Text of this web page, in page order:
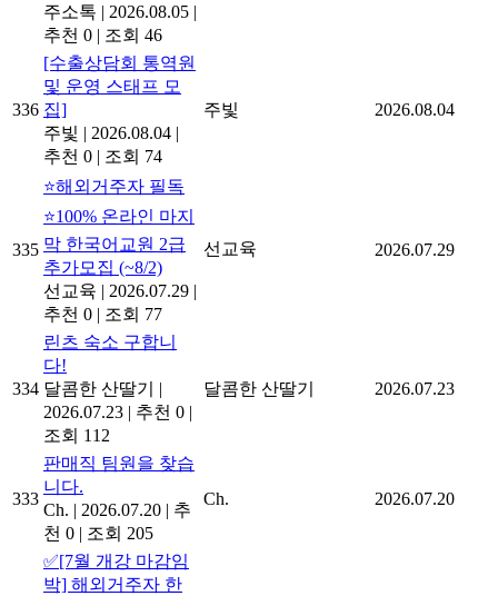
주소톡 | 2026.08.05 |
추천 0 | 조회 46
336
[수출상담회 통역원
및 운영 스태프 모
집]
주빛 | 2026.08.04 |
추천 0 | 조회 74
주빛 2026.08.04
335
⭐해외거주자 필독
⭐100% 온라인 마지
막 한국어교원 2급
추가모집 (~8/2)
선교육 | 2026.07.29 |
추천 0 | 조회 77
선교육 2026.07.29
334
린츠 숙소 구합니
다!
달콤한 산딸기
|
2026.07.23 | 추천 0 |
조회 112
달콤한 산딸기 2026.07.23
333
판매직 팀원을 찾습
니다.
Ch. | 2026.07.20 | 추
천 0 | 조회 205
Ch. 2026.07.20
✅[7월 개강 마감임
박] 해외거주자 한